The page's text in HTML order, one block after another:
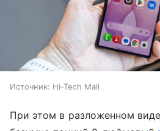
Источник: Hi-Tech Mail
При этом в разложенном